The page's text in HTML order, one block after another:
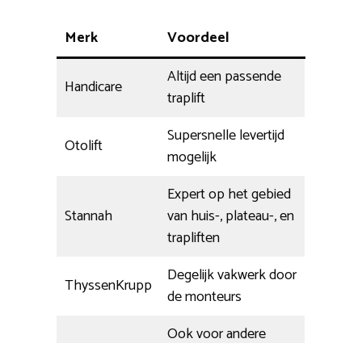
Merk Voordeel
Handicare
Altijd een passende
traplift
Otolift
Supersnelle levertijd
mogelijk
Stannah
Expert op het gebied
van huis-, plateau-, en
trapliften
ThyssenKrupp
Degelijk vakwerk door
de monteurs
Ook voor andere